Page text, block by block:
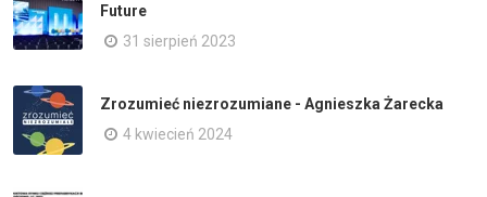
Future
31 sierpień 2023
Zrozumieć niezrozumiane - Agnieszka Żarecka
4 kwiecień 2024